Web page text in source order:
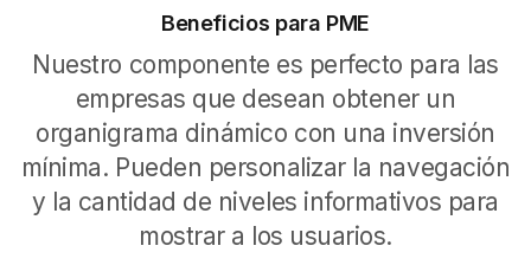
Beneficios para PME
Nuestro componente es perfecto para las
empresas que desean obtener un
organigrama dinámico con una inversión
mínima. Pueden personalizar la navegación
y la cantidad de niveles informativos para
mostrar a los usuarios.